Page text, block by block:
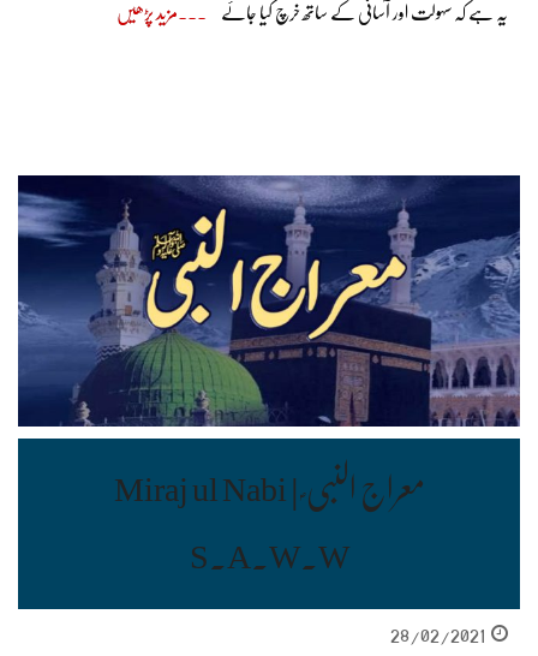
یہ ہے کہ سہولت اور آسانی کے ساتھ خرچ کیا جائے مزید پڑھیں
معراج النبی ؐ | Miraj ul Nabi
S.A.W.W
28/02/2021